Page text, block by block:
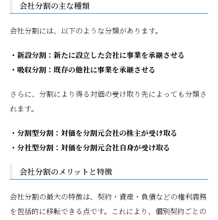
会社分割の主な種類
会社分割には、以下のような分類があります。
・新設分割：新たに設立した会社に事業を承継させる
・吸収分割：既存の他社に事業を承継させる
さらに、分割により得る対価の受け取り先によっても分類さ
れます。
・分割型分割：対価を分割元会社の株主が受け取る
・分社型分割：対価を分割元会社自身が受け取る
会社分割のメリットと特徴
会社分割の最大の特徴は、契約・資産・負債などの権利義務
を包括的に移転できる点です。これにより、個別契約ごとの